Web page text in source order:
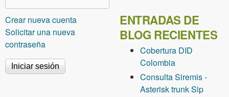
Crear nueva cuenta
Solicitar una nueva
contraseña
ENTRADAS DE
BLOG RECIENTES
Cobertura DID
Colombia
Consulta Siremis -
Asterisk trunk Sip